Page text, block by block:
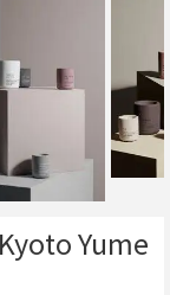
Yume